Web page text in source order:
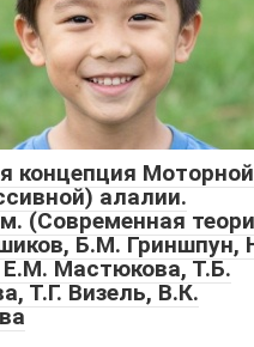
концепция Моторной
алалии.
(Современная
Б.М. Гриншпун,
Мастюкова, Т.Б.
Т.Г. Визель, В.К.